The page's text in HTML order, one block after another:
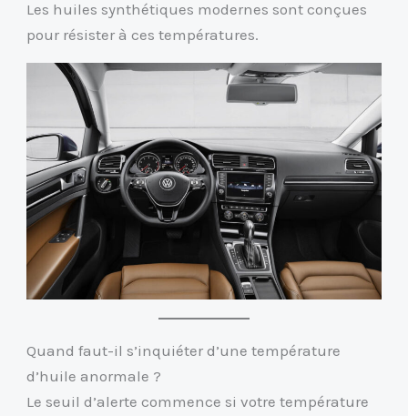
Les huiles synthétiques modernes sont conçues
pour résister à ces températures.
Quand faut-il s’inquiéter d’une température
d’huile anormale ?
Le seuil d’alerte commence si votre température